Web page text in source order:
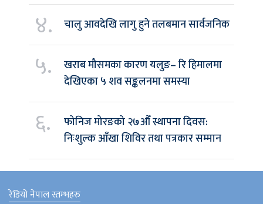
४. चालु आवदेखि लागु हुने तलबमान सार्वजनिक
५.
खराब मौसमका कारण यलुङ– रि हिमालमा
देखिएका ५ शव सङ्कलनमा समस्या
६.
फोनिज मोरङको २७औँ स्थापना दिवस:
निःशुल्क आँखा शिविर तथा पत्रकार सम्मान
रेडियो नेपाल स्तम्भहरु